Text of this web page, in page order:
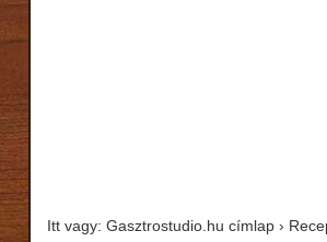
Itt vagy: Gasztrostudio.hu címlap ›